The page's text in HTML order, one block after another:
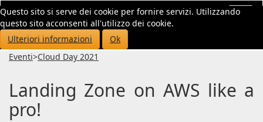
Questo sito si serve dei cookie per fornire servizi. Utilizzando
questo sito acconsenti all'utilizzo dei cookie.
Ulteriori informazioni
Ok
Eventi>Cloud Day 2021
Landing Zone on AWS like a
pro!